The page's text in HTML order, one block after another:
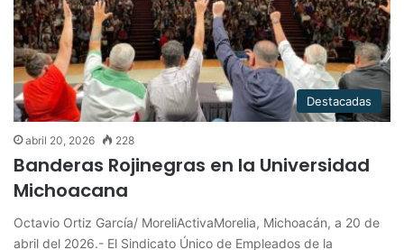
Destacadas
abril 20, 2026 228
Banderas Rojinegras en la Universidad
Michoacana
Octavio Ortiz García/ MoreliActivaMorelia, Michoacán, a 20 de
abril del 2026.- El Sindicato Único de Empleados de la